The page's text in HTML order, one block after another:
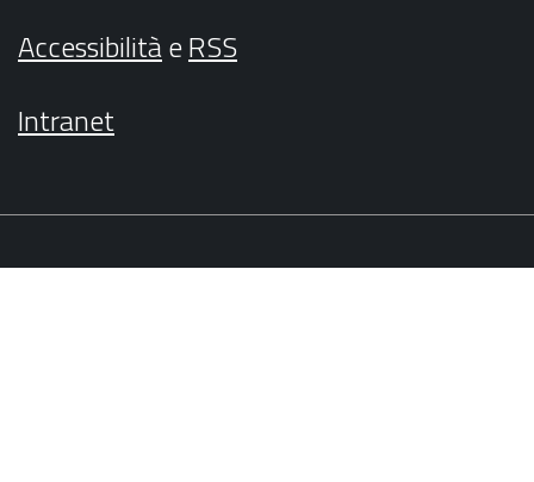
AccessibilitàeRSS
Intranet